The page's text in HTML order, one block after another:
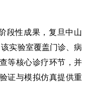
段性成果，复旦中山
实验室覆盖门诊、病
等核心诊疗环节，并
证与模拟仿真提供重